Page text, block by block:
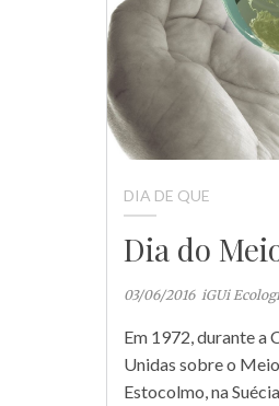
DIA DE QUE
Dia do
03/06/2016 iGUi
Em 1972, durante a
Unidas sobre o
Estocolmo, na